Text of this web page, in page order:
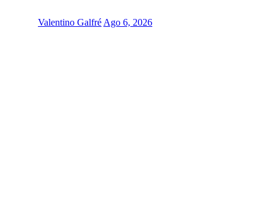
Valentino Galfré Ago 6, 2026